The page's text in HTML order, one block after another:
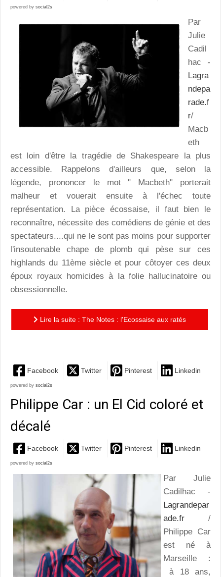
powered by social2s
Par
Julie
Cadil
hac -
Lagra
ndepa
rade.f
r/
Macb
eth
est loin d'être la tragédie de Shakespeare la plus
accessible. Rappelons d'ailleurs que, selon la
légende, prononcer le mot " Macbeth" porterait
malheur et vouerait ensuite à l'échec toute
représentation. La pièce écossaise, il faut bien le
reconnaître, nécessite des comédiens de génie et des
spectateurs....qui ne le sont pas moins pour supporter
l'insoutenable chape de plomb qui pèse sur ces
highlands du 11ème siècle et pour côtoyer ces deux
époux royaux homicides à la folie hallucinatoire ou
obsessionnelle.
Lire la suite : The Notes : l'Ecossaise aux ratés
Facebook Twitter Pinterest Linkedin
powered by social2s
Philippe Car : un El Cid coloré et
décalé
Facebook Twitter Pinterest Linkedin
powered by social2s
Par Julie
Cadilhac -
Lagrandepar
ade.fr /
Philippe Car
est né à
Marseille :
à 18 ans,